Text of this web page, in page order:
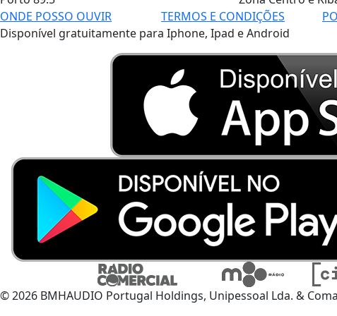
ONDE POSSO OUVIR
TERMOS E CONDIÇÕES
Disponível gratuitamente para Iphone, Ipad e Android
© 2026 BMHAUDIO Portugal Holdings, Unipessoal Lda. &